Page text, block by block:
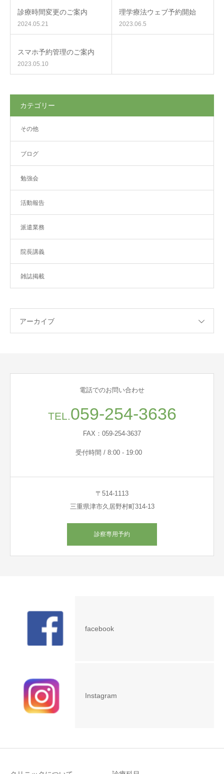
診療時間変更のご案内
2024.05.21
理学療法ウェブ予約開始
2023.06.5
スマホ予約管理のご案内
2023.05.10
カテゴリー
その他
ブログ
勉強会
活動報告
派遣業務
院長講義
雑誌掲載
アーカイブ
電話でのお問い合わせ
TEL. 059-254-3636
FAX：059-254-3637
受付時間 / 8:00 - 19:00
〒514-1113
三重県津市久居野村町314-13
診察専用予約
facebook
Instagram